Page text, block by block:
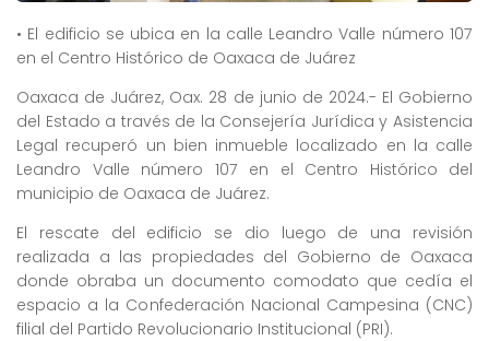
• El edificio se ubica en la calle Leandro Valle número 107
en el Centro Histórico de Oaxaca de Juárez
Oaxaca de Juárez, Oax. 28 de junio de 2024.- El Gobierno
del Estado a través de la Consejería Jurídica y Asistencia
Legal recuperó un bien inmueble localizado en la calle
Leandro Valle número 107 en el Centro Histórico del
municipio de Oaxaca de Juárez.
El rescate del edificio se dio luego de una revisión
realizada a las propiedades del Gobierno de Oaxaca
donde obraba un documento comodato que cedía el
espacio a la Confederación Nacional Campesina (CNC)
filial del Partido Revolucionario Institucional (PRI).